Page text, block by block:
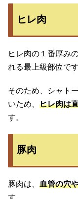
ヒレ肉
ヒレ肉の１番厚み
れる最上級部位です
そのため、シャト
いため、 ヒレ肉は
す。
豚肉
豚肉は、 血管の穴